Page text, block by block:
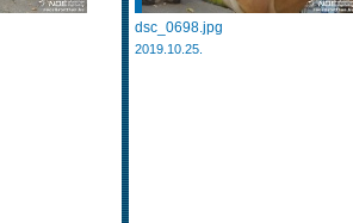
dsc_0698.jpg
2019.10.25.